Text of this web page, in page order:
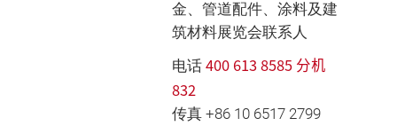
金、管道配件、涂料及建
筑材料展览会联系人
电话 400 613 8585 分机
832
传真 +86 10 6517 2799